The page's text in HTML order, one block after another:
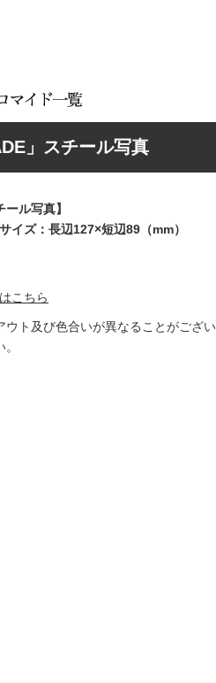
」スチール写真
ール写真】
イズ：長辺127×短辺89（mm）
こちら
ト及び色合いが異なることがござい
業情報